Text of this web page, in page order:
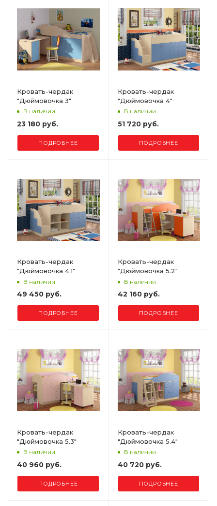
Кровать-чердак
"Дюймовочка 3"
В наличии
23 180 руб.
ПОДРОБНЕЕ
Кровать-чердак
"Дюймовочка 4"
В наличии
51 720 руб.
ПОДРОБНЕЕ
Кровать-чердак
"Дюймовочка 4.1"
В наличии
49 450 руб.
ПОДРОБНЕЕ
Кровать-чердак
"Дюймовочка 5.2"
В наличии
42 160 руб.
ПОДРОБНЕЕ
Кровать-чердак
"Дюймовочка 5.3"
В наличии
40 960 руб.
ПОДРОБНЕЕ
Кровать-чердак
"Дюймовочка 5.4"
В наличии
40 720 руб.
ПОДРОБНЕЕ